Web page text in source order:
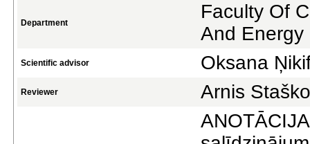
Department
Faculty Of
And Energy
Scientific advisor Oksana
Reviewer Arnis Staško